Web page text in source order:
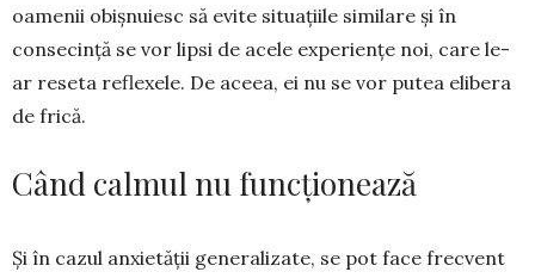
oa­menii obișnuiesc să evite situațiile similare și în
consecință se vor lipsi de acele experiențe noi, care le-
ar reseta reflexele. De aceea, ei nu se vor putea elibera
de frică.
Când calmul nu funcționează
Și în cazul anxietății generalizate, se pot face frecvent